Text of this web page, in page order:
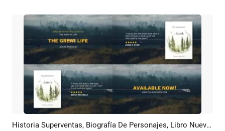
Previsualizar Crear IA Historia Superventas, Biografía De Personajes, Libro Nuevo, Reseña De Producto, Tráiler Y Promoción